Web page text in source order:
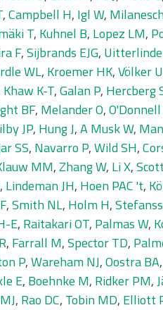
,Campbell H, Igl W,
T, Kuhnel B, Lopez LM,
F,Sijbrands EJG,
WL, Kroemer HK,Völker U
Khaw K-T,Galan P, Hercberg
BF, Melander O,O'Donnell
JP, Hung J,A Musk W,
SS, Navarro P,Wild SH,
MM,Zhang W, Li X,
, Lindeman JH, Hoen PAC 't,
,Smith NL, Holm H,
E, Raitakari OT, Palmas W,
, Farrall M,Spector TD,
P,Wareham NJ,Oostra BA,
E, Boehnke M, Ridker PM,
, Rao DC, Tobin MD, Elliott